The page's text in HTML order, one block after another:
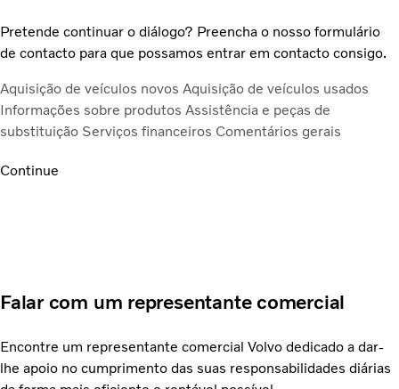
Pretende continuar o diálogo? Preencha o nosso formulário
de contacto para que possamos entrar em contacto consigo.
Aquisição de veículos novos Aquisição de veículos usados
Informações sobre produtos Assistência e peças de
substituição Serviços financeiros Comentários gerais
Continue
Falar com um representante comercial
Encontre um representante comercial Volvo dedicado a dar-
lhe apoio no cumprimento das suas responsabilidades diárias